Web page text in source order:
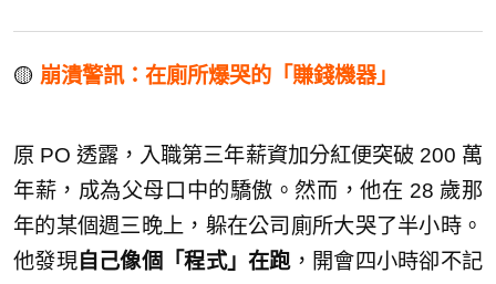
🟡 崩潰警訊：在廁所爆哭的「賺錢機器」
原 PO 透露，入職第三年薪資加分紅便突破 200 萬
年薪，成為父母口中的驕傲。然而，他在 28 歲那
年的某個週三晚上，躲在公司廁所大哭了半小時。
他發現自己像個「程式」在跑，開會四小時卻不記